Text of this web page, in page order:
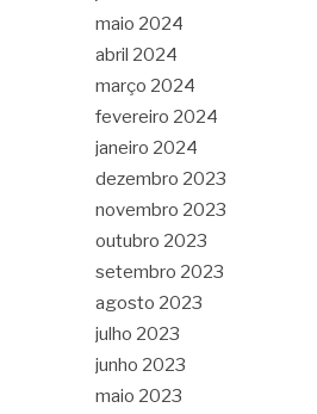
maio 2024
abril 2024
março 2024
fevereiro 2024
janeiro 2024
dezembro 2023
novembro 2023
outubro 2023
setembro 2023
agosto 2023
julho 2023
junho 2023
maio 2023